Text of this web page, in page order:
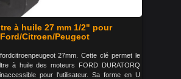
à huile 27 mm 1/2" pour
Ford/Citroen/Peugeot
27mm. Cette clé permet le
à huile des moteurs FORD DURATORQ
pour l'utilisateur. Sa forme en U